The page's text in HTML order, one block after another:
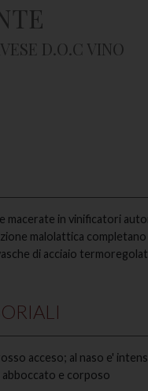
D.O.C VINO
macerate in vinificatori
malolattica completano
di acciaio
acceso; al naso e'
e corposo